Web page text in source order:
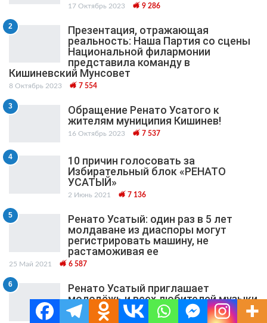
17 Октябрь 2023 9 286
2
Презентация, отражающая
реальность: Наша Партия со сцены
Национальной филармонии
представила команду в
Кишиневский Мунсовет
8 Октябрь 2023 7 554
3
Обращение Ренато Усатого к
жителям муниципия Кишинев!
16 Октябрь 2023 7 537
4
10 причин голосовать за
Избирательный блок «РЕНАТО
УСАТЫЙ»
2 Июнь 2021 7 136
5
Ренато Усатый: один раз в 5 лет
молдаване из диаспоры могут
регистрировать машину, не
растаможивая ее
25 Май 2021 6 587
6
Ренато Усатый приглашает
молодёжь и всех любителей музыки
на Фестиваль выпускников 2025 с
участием Юлианы Берегой, The Urs,